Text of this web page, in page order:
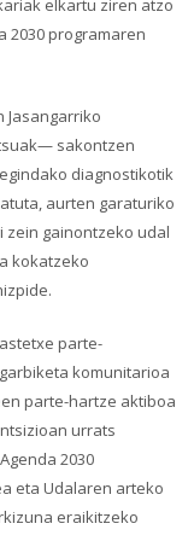
elkartu ziren atzo
2030 programaren
Jasangarriko
sakontzen
diagnostikotik
aurten garaturiko
zein gainontzeko udal
kokatzeko
parte-
komunitarioa
parte-hartze aktiboa
urrats
2030
eta Udalaren arteko
eraikitzeko